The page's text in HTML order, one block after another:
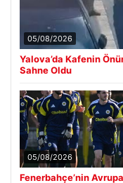
05/08/2026
Yalova’da Kafenin
Sahne Oldu
05/08/2026
Fenerbahçe’nin